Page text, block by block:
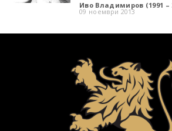
Иво Владимиров (1991 –
09 ноември 2013